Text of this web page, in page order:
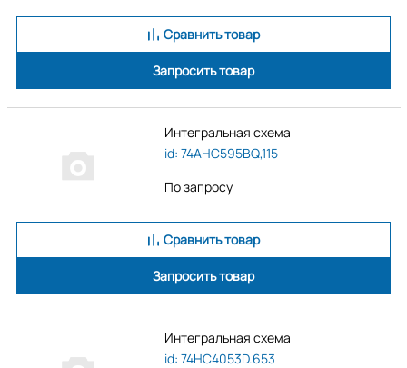
Сравнить товар
Запросить товар
Интегральная схема
id: 74AHC595BQ,115
По запросу
Сравнить товар
Запросить товар
Интегральная схема
id: 74HC4053D.653